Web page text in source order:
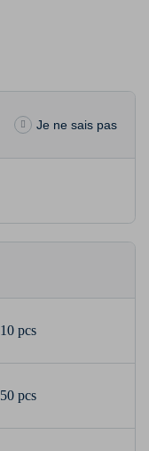
Je ne sais pas
10 pcs
50 pcs